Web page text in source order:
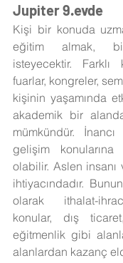
Jupiter 9.evde
Kişi bir konuda
eğitim almak,
isteyecektir. Farklı
fuarlar, kongreler,
kişinin yaşamında
akademik bir
mümkündür.
gelişim
olabilir. Aslen insanı
ihtiyacındadır.
olarak ithalat-
konular, dış
eğitmenlik gibi
alanlardan kazanç